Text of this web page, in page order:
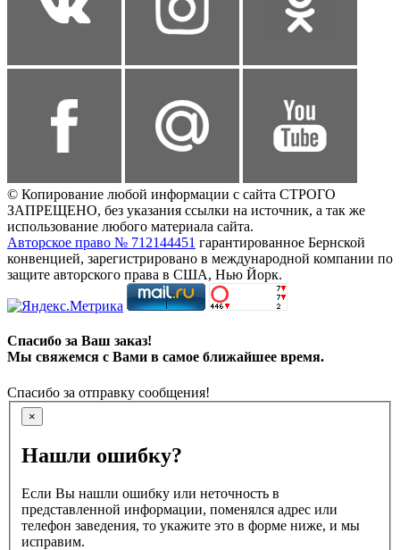
© Копирование любой информации с сайта СТРОГО
ЗАПРЕЩЕНО, без указания ссылки на источник, а так же
использование любого материала сайта.
Авторское право № 712144451 гарантированное Бернской
конвенцией, зарегистрировано в международной компании по
защите авторского права в США, Нью Йорк.
Спасибо за Ваш заказ!
Мы свяжемся с Вами в самое ближайшее время.
Спасибо за отправку сообщения!
×
Нашли ошибку?
Если Вы нашли ошибку или неточность в
представленной информации, поменялся адрес или
телефон заведения, то укажите это в форме ниже, и мы
исправим.